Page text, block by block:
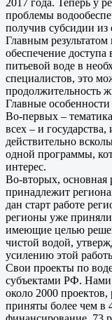
проблемы
получив субсидии из
Главным
обеспечение доступа
питьевой воде в
специалистов, это
продолжительность
Главные
Во-первых –
всех – и
действительно
одной программы,
интерес.
Во-вторых, основная
принадлежит
дан старт работе
регионы уже
имеющие целью
чистой водой,
усилению этой
Свои проекты по
субъектами РФ. Нами
около 2000
приняты более чем в